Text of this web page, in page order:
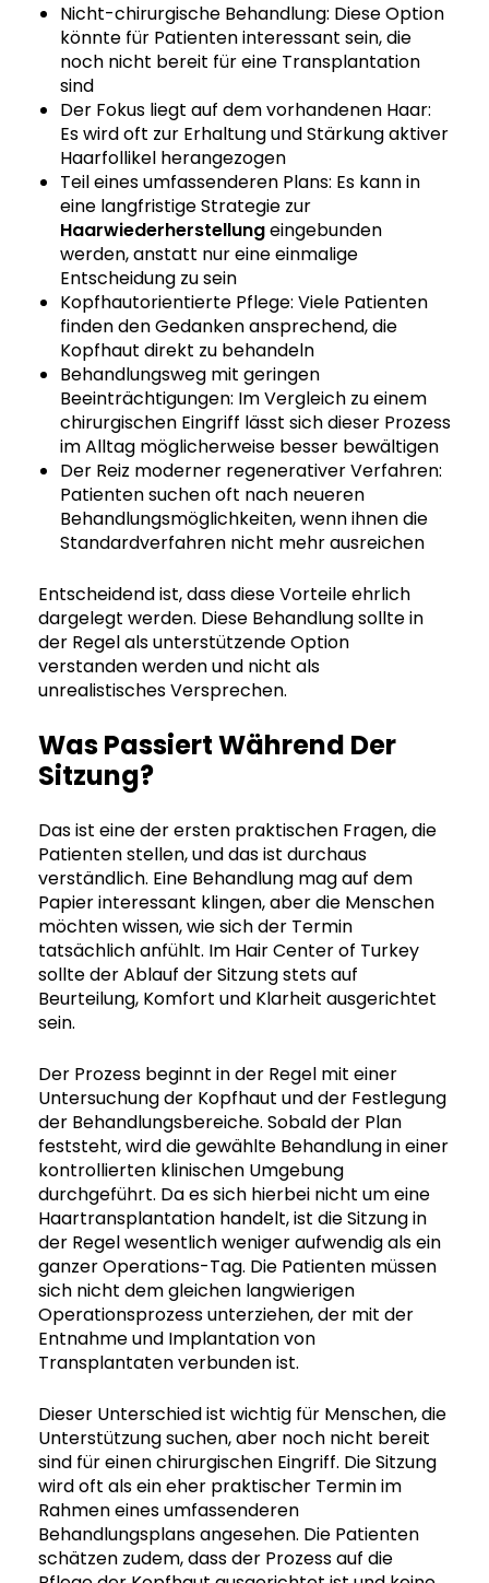
Nicht-chirurgische Behandlung: Diese Option
könnte für Patienten interessant sein, die
noch nicht bereit für eine Transplantation
sind
Der Fokus liegt auf dem vorhandenen Haar:
Es wird oft zur Erhaltung und Stärkung aktiver
Haarfollikel herangezogen
Teil eines umfassenderen Plans: Es kann in
eine langfristige Strategie zur
Haarwiederherstellungeingebunden
werden, anstatt nur eine einmalige
Entscheidung zu sein
Kopfhautorientierte Pflege: Viele Patienten
finden den Gedanken ansprechend, die
Kopfhaut direkt zu behandeln
Behandlungsweg mit geringen
Beeinträchtigungen: Im Vergleich zu einem
chirurgischen Eingriff lässt sich dieser Prozess
im Alltag möglicherweise besser bewältigen
Der Reiz moderner regenerativer Verfahren:
Patienten suchen oft nach neueren
Behandlungsmöglichkeiten, wenn ihnen die
Standardverfahren nicht mehr ausreichen
Entscheidend ist, dass diese Vorteile ehrlich
dargelegt werden. Diese Behandlung sollte in
der Regel als unterstützende Option
verstanden werden und nicht als
unrealistisches Versprechen.
Was Passiert Während Der
Sitzung?
Das ist eine der ersten praktischen Fragen, die
Patienten stellen, und das ist durchaus
verständlich. Eine Behandlung mag auf dem
Papier interessant klingen, aber die Menschen
möchten wissen, wie sich der Termin
tatsächlich anfühlt. Im Hair Center of Turkey
sollte der Ablauf der Sitzung stets auf
Beurteilung, Komfort und Klarheit ausgerichtet
sein.
Der Prozess beginnt in der Regel mit einer
Untersuchung der Kopfhaut und der Festlegung
der Behandlungsbereiche. Sobald der Plan
feststeht, wird die gewählte Behandlung in einer
kontrollierten klinischen Umgebung
durchgeführt. Da es sich hierbei nicht um eine
Haartransplantation handelt, ist die Sitzung in
der Regel wesentlich weniger aufwendig als ein
ganzer Operations-Tag. Die Patienten müssen
sich nicht dem gleichen langwierigen
Operationsprozess unterziehen, der mit der
Entnahme und Implantation von
Transplantaten verbunden ist.
Dieser Unterschied ist wichtig für Menschen, die
Unterstützung suchen, aber noch nicht bereit
sind für einen chirurgischen Eingriff. Die Sitzung
wird oft als ein eher praktischer Termin im
Rahmen eines umfassenderen
Behandlungsplans angesehen. Die Patienten
schätzen zudem, dass der Prozess auf die